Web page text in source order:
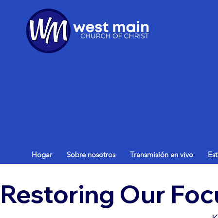
Hogar Sobre nosotros Transmisión en vivo
Restoring Our